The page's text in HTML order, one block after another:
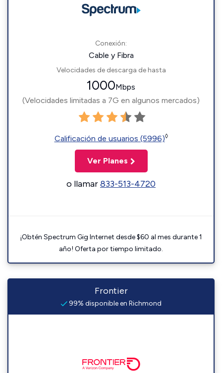
Conexión:
Cable y Fibra
Velocidades de descarga de hasta
1000Mbps
(Velocidades limitadas a 7G en algunos mercados)
Calificación de usuarios (5996)◊
Ver Planes
o llamar833-513-4720
¡Obtén Spectrum Gig Internet desde $60 al mes durante 1
año! Oferta por tiempo limitado.
Frontier
99% disponible en Richmond